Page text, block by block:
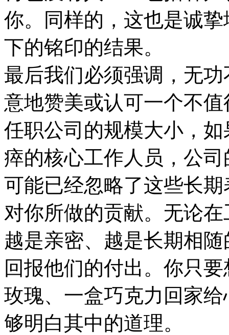
你。同样的，这也是诚
下的铭印的结果。
最后我们必须强调，无
意地赞美或认可一个不
任职公司的规模大小，
瘁的核心工作人员，公
可能已经忽略了这些长
对你所做的贡献。无论
越是亲密、越是长期相
回报他们的付出。你只
玫瑰、一盒巧克力回家
够明白其中的道理。